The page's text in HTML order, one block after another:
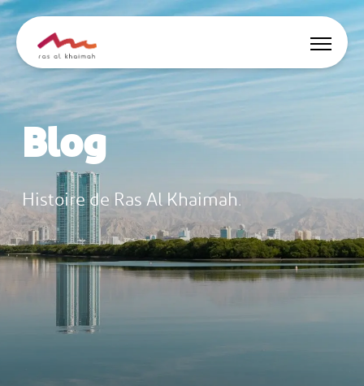
Offres
Soyez inspiré
Où loger
Choses à faire
Planifiez séjour
FR
Blog
Histoire de Ras Al Khaimah.